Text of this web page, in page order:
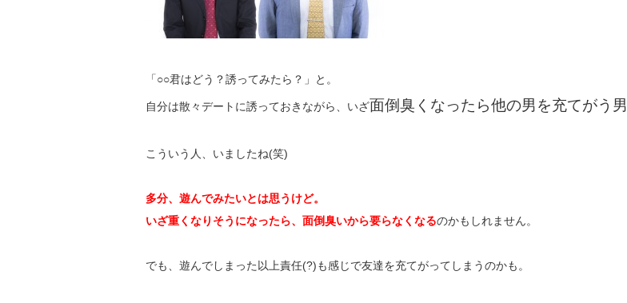
「○○君はどう？誘ってみたら？」と。
自分は散々デートに誘っておきながら、いざ面倒臭くなったら他の男を充てがう男
こういう人、いましたね(笑)
多分、遊んでみたいとは思うけど。
いざ重くなりそうになったら、面倒臭いから要らなくなるのかもしれません。
でも、遊んでしまった以上責任(?)も感じで友達を充てがってしまうのかも。